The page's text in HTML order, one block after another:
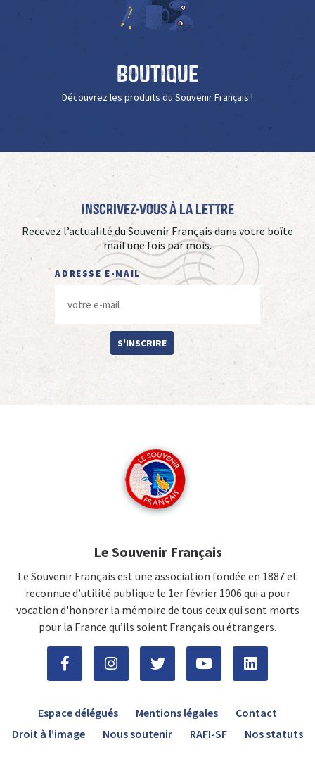
Boutique
Découvrez les produits du Souvenir Français !
Inscrivez-vous à La Lettre
Recevez l’actualité du Souvenir Français dans votre boîte
mail une fois par mois.
ADRESSE E-MAIL
S'INSCRIRE
Le Souvenir Français
Le Souvenir Français est une association fondée en 1887 et
reconnue d’utilité publique le 1er février 1906 qui a pour
vocation d'honorer la mémoire de tous ceux qui sont morts
pour la France qu’ils soient Français ou étrangers.
Espace délégués Mentions légales
Contact
Droit à l’image
Nous soutenir RAFI-SF Nos statuts